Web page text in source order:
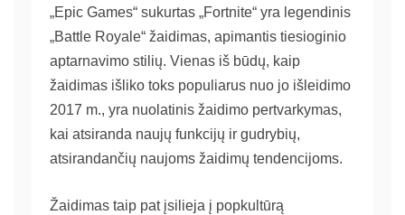
„Epic Games“ sukurtas „Fortnite“ yra legendinis
„Battle Royale“ žaidimas, apimantis tiesioginio
aptarnavimo stilių. Vienas iš būdų, kaip
žaidimas išliko toks populiarus nuo jo išleidimo
2017 m., yra nuolatinis žaidimo pertvarkymas,
kai atsiranda naujų funkcijų ir gudrybių,
atsirandančių naujoms žaidimų tendencijoms.
Žaidimas taip pat įsilieja į popkultūrą